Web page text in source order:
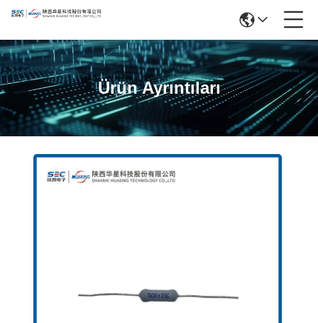
Ürün Ayrıntıları